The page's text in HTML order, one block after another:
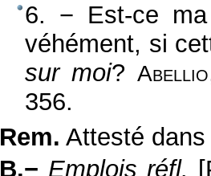
6. − Est-ce
véhément, si
sur moi? Abellio
356.
Rem. Attesté
B.− Emplois réfl.